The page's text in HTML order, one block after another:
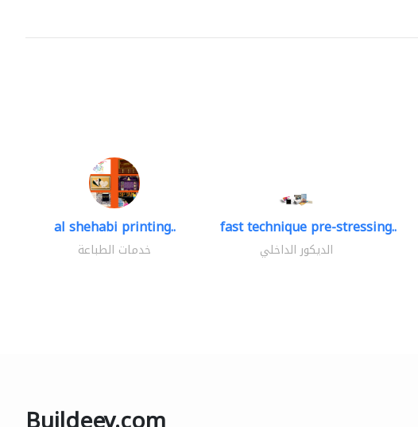
al shehabi printing..
خدمات الطباعة
fast technique pre-stressing..
الديكور الداخلي